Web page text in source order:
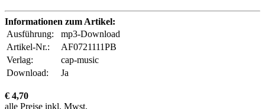
Informationen zum Artikel:
Ausführung:
mp3-Download
Artikel-Nr.:
AF0721111PB
Verlag:
cap-music
Download:
Ja
€ 4,70
alle Preise inkl. Mwst.